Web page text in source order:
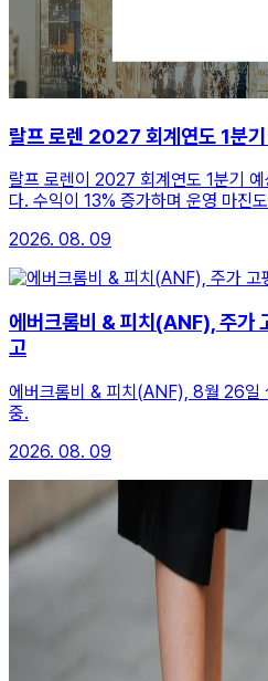
랄프 로렌 2027 회계연도 1분
랄프 로렌이 2027 회계연도 1분기
다. 수익이 13% 증가하며 운영 마진
2026. 08. 09
에버크롬비 & 피치(ANF), 주가
고
에버크롬비 & 피치(ANF), 8월 26일
중.
2026. 08. 09